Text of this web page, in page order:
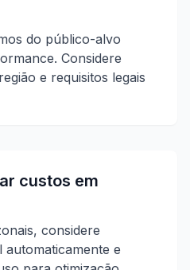
do público-alvo
Considere
e requisitos legais
custos em
considere
automaticamente e